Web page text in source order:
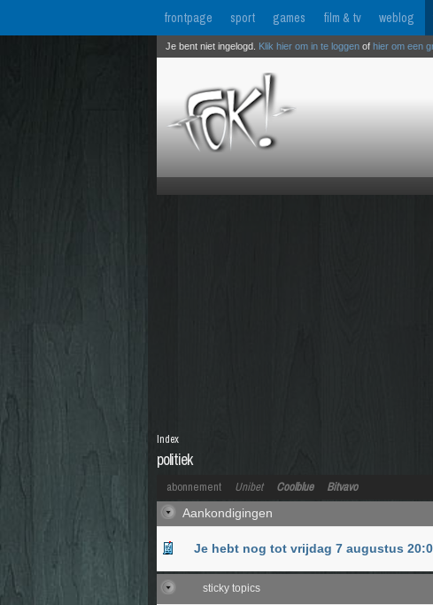
frontpage sport games film & tv weblog
Je bent niet ingelogd. Klik hier om in te loggen of hier om een
politiek
Index
abonnement Unibet Coolblue Bitvavo
Aankondigingen
Je hebt nog tot vrijdag 7 augustus
sticky topics